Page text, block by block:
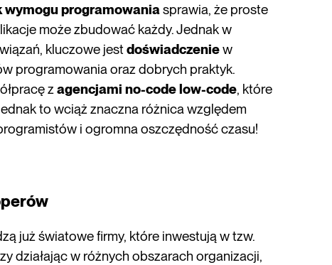
wymogu programowaniasprawia, że proste
może zbudować każdy. Jednak w
kluczowe jestdoświadczeniew
programowania oraz dobrych praktyk.
zagencjami no-code low-code, które
to wciąż znaczna różnica względem
i ogromna oszczędność czasu!
już światowe firmy, które inwestują w tzw.
działając w różnych obszarach organizacji,